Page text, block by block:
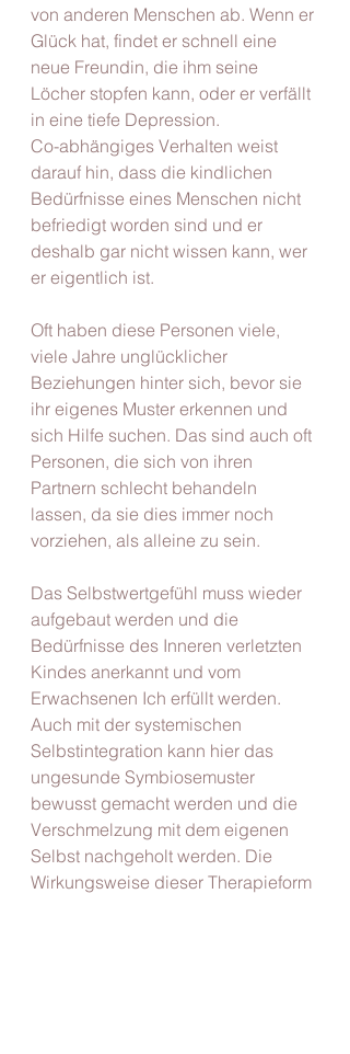
von anderen Menschen ab. Wenn er
Glück hat, findet er schnell eine
neue Freundin, die ihm seine
Löcher stopfen kann, oder er verfällt
in eine tiefe Depression.
Co-abhängiges Verhalten weist
darauf hin, dass die kindlichen
Bedürfnisse eines Menschen nicht
befriedigt worden sind und er
deshalb gar nicht wissen kann, wer
er eigentlich ist.
Oft haben diese Personen viele,
viele Jahre unglücklicher
Beziehungen hinter sich, bevor sie
ihr eigenes Muster erkennen und
sich Hilfe suchen. Das sind auch oft
Personen, die sich von ihren
Partnern schlecht behandeln
lassen, da sie dies immer noch
vorziehen, als alleine zu sein.
Das Selbstwertgefühl muss wieder
aufgebaut werden und die
Bedürfnisse des Inneren verletzten
Kindes anerkannt und vom
Erwachsenen Ich erfüllt werden.
Auch mit der systemischen
Selbstintegration kann hier das
ungesunde Symbiosemuster
bewusst gemacht werden und die
Verschmelzung mit dem eigenen
Selbst nachgeholt werden. Die
Wirkungsweise dieser Therapieform